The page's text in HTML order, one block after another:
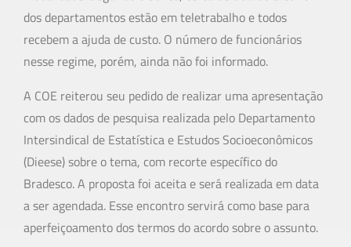
dos departamentos estão em teletrabalho e todos
recebem a ajuda de custo. O número de funcionários
nesse regime, porém, ainda não foi informado.
A COE reiterou seu pedido de realizar uma apresentação
com os dados de pesquisa realizada pelo Departamento
Intersindical de Estatística e Estudos Socioeconômicos
(Dieese) sobre o tema, com recorte específico do
Bradesco. A proposta foi aceita e será realizada em data
a ser agendada. Esse encontro servirá como base para
aperfeiçoamento dos termos do acordo sobre o assunto.